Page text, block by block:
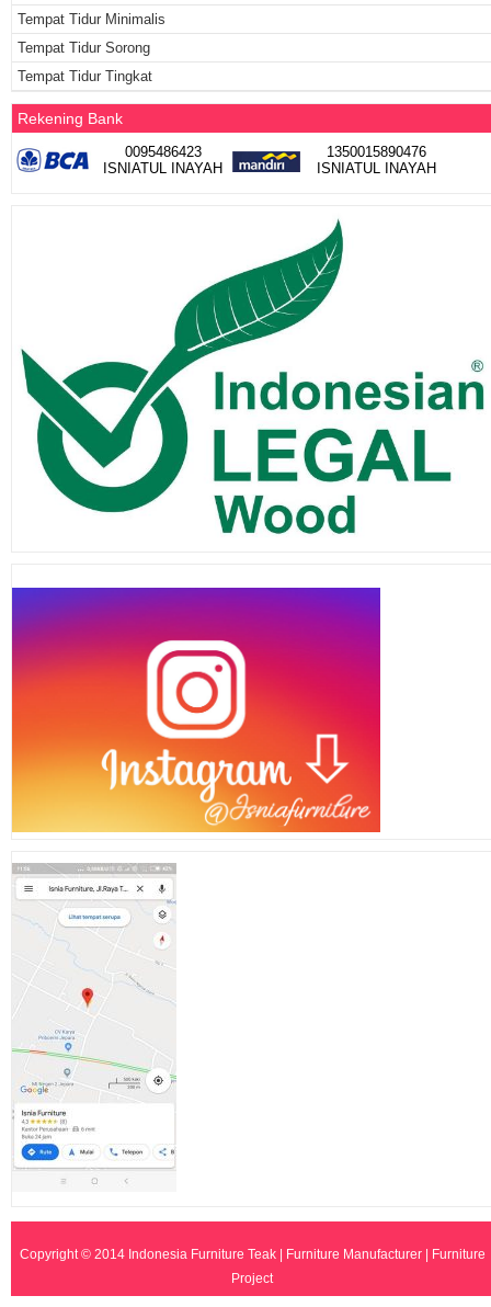
Tempat Tidur Minimalis
Tempat Tidur Sorong
Tempat Tidur Tingkat
Rekening Bank
0095486423
ISNIATUL INAYAH
1350015890476
ISNIATUL INAYAH
Copyright © 2014 Indonesia Furniture Teak | Furniture Manufacturer | Furniture
Project